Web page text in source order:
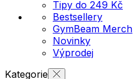
Tipy do 249 Kč
Bestsellery
GymBeam Merch
Novinky
Výprodej
Kategorie